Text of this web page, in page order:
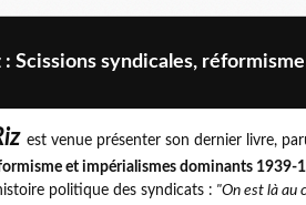
Scissions syndicales,
est venue présenter son dernier livre,
et impérialismes dominants 1939-
politique des syndicats : "On est là au